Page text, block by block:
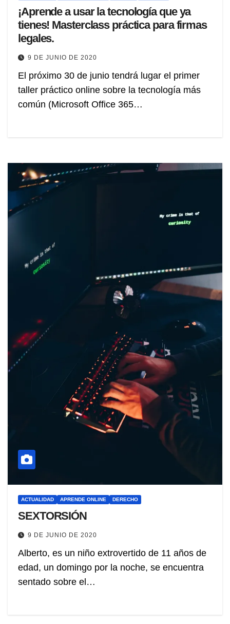
¡Aprende a usar la tecnología que ya
tienes! Masterclass práctica para firmas
legales.
9 DE JUNIO DE 2020
El próximo 30 de junio tendrá lugar el primer
taller práctico online sobre la tecnología más
común (Microsoft Office 365…
ACTUALIDAD APRENDE ONLINE DERECHO
SEXTORSIÓN
9 DE JUNIO DE 2020
Alberto, es un niño extrovertido de 11 años de
edad, un domingo por la noche, se encuentra
sentado sobre el…